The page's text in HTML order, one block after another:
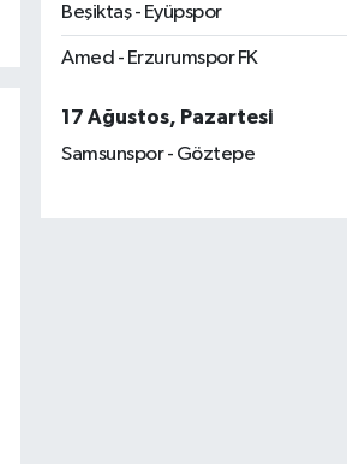
Beşiktaş - Eyüpspor
Amed - Erzurumspor FK
17 Ağustos, Pazartesi
Samsunspor - Göztepe